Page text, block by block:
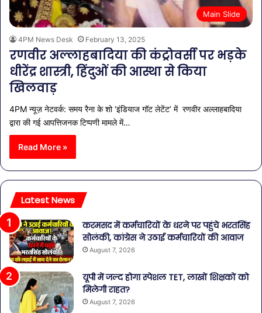
Main Slide
4PM News Desk February 13, 2025
रणवीर अल्लाहबादिया की कंट्रोवर्सी पर भड़के
धीरेंद्र शास्त्री, हिंदुओं की आस्था से किया
खिलवाड़
4PM न्यूज़ नेटवर्क: समय रैना के शो ‘इंडियाज गॉट लेटेंट’ में रणवीर अल्लाहबादिया
द्वारा की गई आपत्तिजनक टिप्पणी मामले में…
Read More »
Latest News
करमसद में कर्मचारियों के धरने पर पहुंचे भरतसिंह
सोलंकी, कांग्रेस ने उठाई कर्मचारियों की आवाज
August 7, 2026
यूपी में जल्द होगा स्पेशल TET, लाखों शिक्षकों को
मिलेगी राहत?
August 7, 2026